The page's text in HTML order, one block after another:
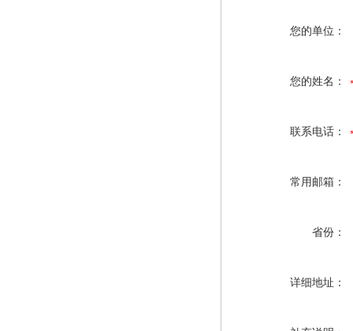
您的单位：
您的姓名：
联系电话：
常用邮箱：
省份：
详细地址：